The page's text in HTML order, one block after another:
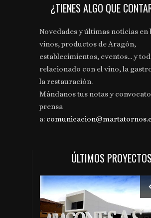
¿TIENES ALGO QUE
Novedades y últimas noticias en
vinos, productos de Aragón,
establecimientos, eventos... y
relacionado con el vino, la
la restauración.
Mándanos tus notas y
prensa
a:
ÚLTIMOS PROYECTOS